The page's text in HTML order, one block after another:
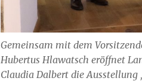
Gemeinsam mit dem
Hubertus Hlawatsch eröffnet
Claudia Dalbert die Ausstellung